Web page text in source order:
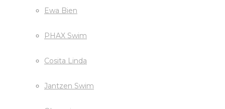
Ewa Bien
PHAX Swim
Cosita Linda
Jantzen Swim